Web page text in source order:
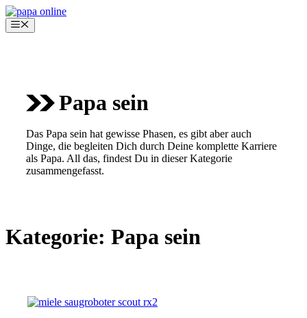
Zum
Inhalt
springen
Menü
Papa sein
Das Papa sein hat gewisse Phasen, es gibt aber auch
Dinge, die begleiten Dich durch Deine komplette Karriere
als Papa. All das, findest Du in dieser Kategorie
zusammengefasst.
Kategorie: Papa sein